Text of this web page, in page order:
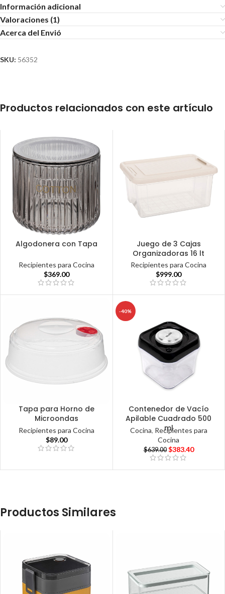
Información adicional
Valoraciones (1)
Acerca del Envió
SKU: 56352
Productos relacionados con este artículo
Algodonera con Tapa
Recipientes para Cocina
$369.00
Juego de 3 Cajas
Organizadoras 16 lt
Recipientes para Cocina
$999.00
Tapa para Horno de
Microondas
Recipientes para Cocina
$89.00
-40%
Contenedor de Vacío
Apilable Cuadrado 500
ml
Cocina, Recipientes para
Cocina
$639.00 $383.40
Productos Similares